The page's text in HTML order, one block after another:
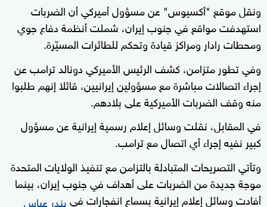
ونقل موقع "أكسيوس" عن مسؤول أميركي أن الضربات
استهدفت مواقع في جنوب إيران، شملت أنظمة دفاع جوي
ومحطات رادار ومراكز قيادة وتحكم للطائرات المسيّرة.
وفي تطور متزامن، كشف الرئيس الأميركي دونالد ترامب عن
إجراء اتصالات مباشرة مع مسؤولين إيرانيين، قائلا إنهم طلبوا
منه وقف الضربات الأميركية على بلادهم.
في المقابل، نقلت وسائل إعلام رسمية إيرانية عن مسؤول
كبير نفيه إجراء أي اتصال مع ترامب.
وتأتي التصريحات المتبادلة بالتزامن مع تنفيذ الولايات المتحدة
موجة جديدة من الضربات على أهداف في جنوب إيران، بينما
أفادت وسائل إعلام إيرانية بسماع انفجارات فيبندر عباس